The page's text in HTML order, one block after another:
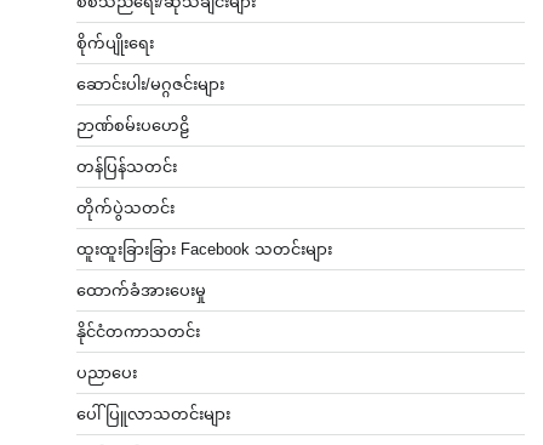
စိုက်ပျိုးရေး
ဆောင်းပါး/မဂ္ဂဇင်းများ
ဉာဏ်စမ်းပဟေဠိ
တန်ပြန်သတင်း
တိုက်ပွဲသတင်း
ထူးထူးခြားခြား Facebook သတင်းများ
ထောက်ခံအားပေးမှု
နိုင်ငံတကာသတင်း
ပညာပေး
ပေါ်ပြူလာသတင်းများ